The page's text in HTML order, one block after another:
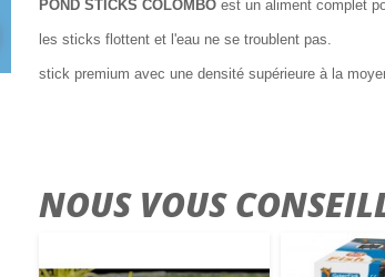
POND STICKS COLOMBO est un aliment complet
les sticks flottent et l'eau ne se troublent pas.
stick premium avec une densité supérieure à la
NOUS VOUS